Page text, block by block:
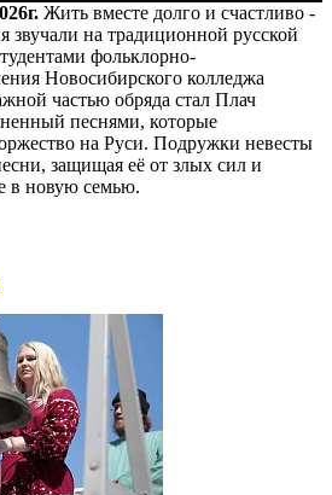
Жить вместе долго и счастливо -
звучали на традиционной русской
фольклорно-
Новосибирского колледжа
частью обряда стал Плач
песнями, которые
на Руси. Подружки невесты
защищая её от злых сил и
в новую семью.